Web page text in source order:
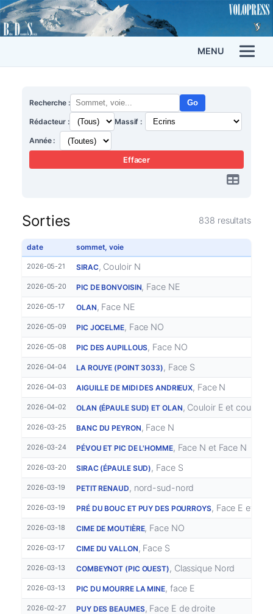
MENU
Recherche : Go
Rédacteur : Massif :
Année :
Effacer
Sorties 838 resultats
date sommet, voie
2026-05-21 SIRAC, Couloir N
2026-05-20 PIC DE BONVOISIN, Face NE
2026-05-17 OLAN , Face NE
2026-05-09 PIC JOCELME, Face NO
2026-05-08 PIC DES AUPILLOUS, Face NO
2026-04-04 LA ROUYE (POINT 3033) , Face S
2026-04-03 AIGUILLE DE MIDI DES ANDRIEUX, Face N
2026-04-02 OLAN (ÉPAULE SUD) ET OLAN , Couloir E et couloir
2026-03-25 BANC DU PEYRON , Face N
2026-03-24 PÉVOU ET PIC DE L'HOMME, Face N et Face N
2026-03-20 SIRAC (ÉPAULE SUD) , Face S
2026-03-19 PETIT RENAUD , nord-sud-nord
2026-03-19 PRÉ DU BOUC ET PUY DES POURROYS, Face E et
2026-03-18 CIME DE MOUTIÈRE, Face NO
2026-03-17 CIME DU VALLON , Face S
2026-03-13 COMBEYNOT (PIC OUEST) , Classique Nord
2026-03-13 PIC DU MOURRE LA MINE, face E
2026-02-27 PUY DES BEAUMES, Face E de droite